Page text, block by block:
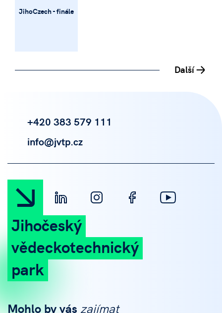
JihoCzech - finále
Další
+420 383 579 111
info@jvtp.cz
Jihočeský
vědeckotechnický
park
Mohlo by vás zajímat